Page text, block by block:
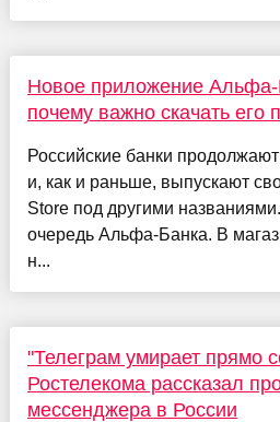
Новое приложение
почему важно скачать его
Российские банки
и, как и раньше, выпускают
Store под другими
очередь Альфа-Банка. В
н...
"Телеграм умирает прямо
Ростелекома рассказал
мессенджера в России